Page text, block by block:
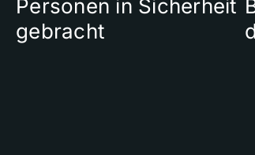
Personen in Sicherheit
gebracht